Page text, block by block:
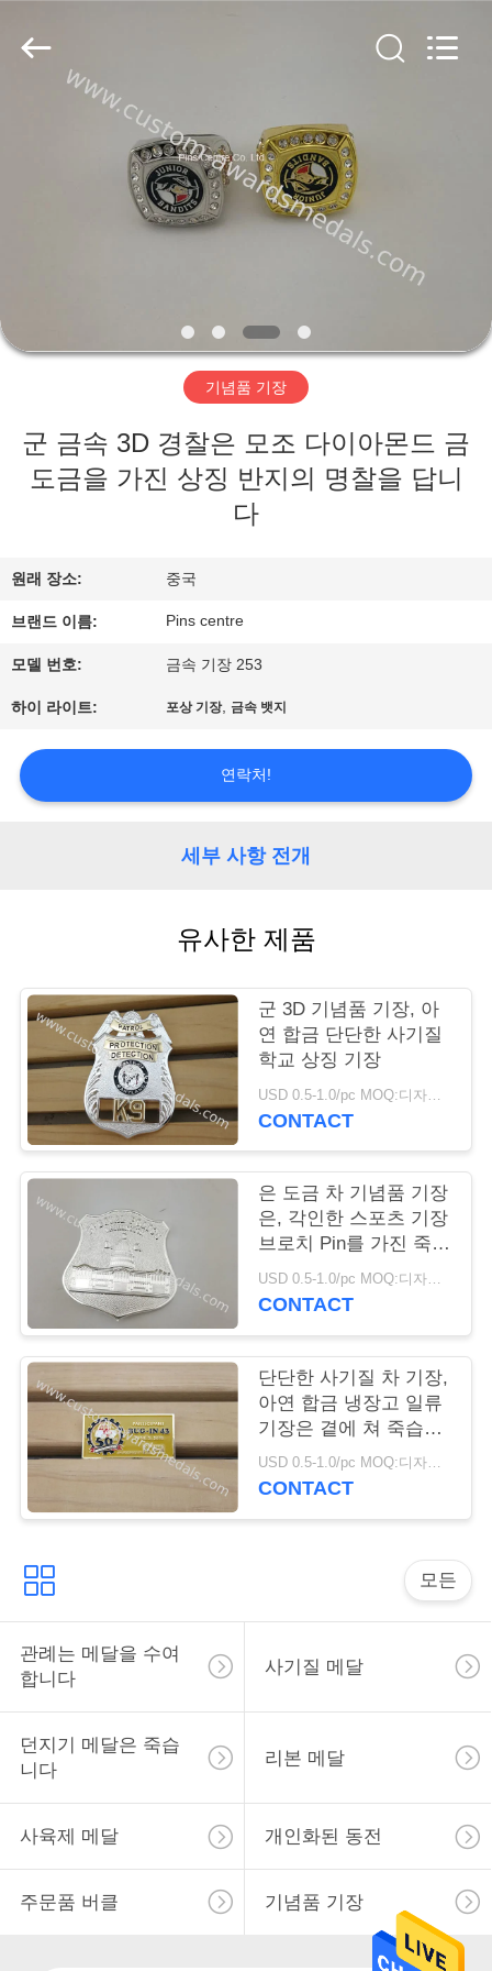
우
리
대
하
공
장
여
행
연
락
주
세
스
경
우
사
이
트
맵
PRIVACY
POLICY
company
기념품 기장
군 금속 3D 경찰은 모조 다이아몬드 금
도금을 가진 상징 반지의 명찰을 답니
다
원래 장소: 중국
브랜드 이름: Pins centre
모델 번호: 금속 기장 253
하이 라이트: 포상 기장, 금속 뱃지
연락처!
세부 사항 전개
유사한 제품
군 3D 기념품 기장, 아
연 합금 단단한 사기질
학교 상징 기장
USD 0.5-1.0/pc MOQ:디자인 당 100 PC
CONTACT
은 도금 차 기념품 기장
은, 각인한 스포츠 기장
브로치 Pin를 가진 죽습
니다
USD 0.5-1.0/pc MOQ:디자인 당 100 PC
CONTACT
단단한 사기질 차 기장,
아연 합금 냉장고 일류
기장은 곁에 쳐 죽습니
다
USD 0.5-1.0/pc MOQ:디자인 당 100 PC
CONTACT
모든
관례는 메달을 수여
합니다
사기질 메달
던지기 메달은 죽습
니다
리본 메달
사육제 메달 개인화된 동전
주문품 버클 기념품 기장